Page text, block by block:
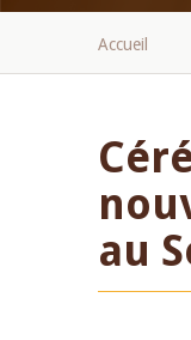
Fil
Accueil
au